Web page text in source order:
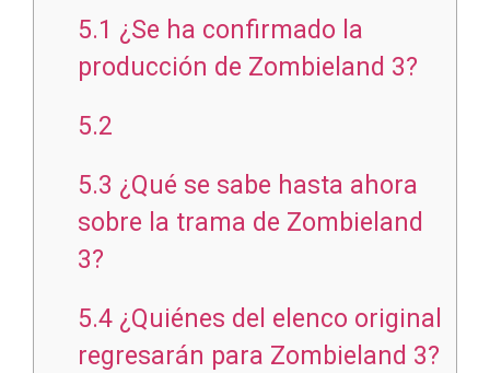
5.1 ¿Se ha confirmado la
producción de Zombieland 3?
5.2
5.3 ¿Qué se sabe hasta ahora
sobre la trama de Zombieland
3?
5.4 ¿Quiénes del elenco original
regresarán para Zombieland 3?